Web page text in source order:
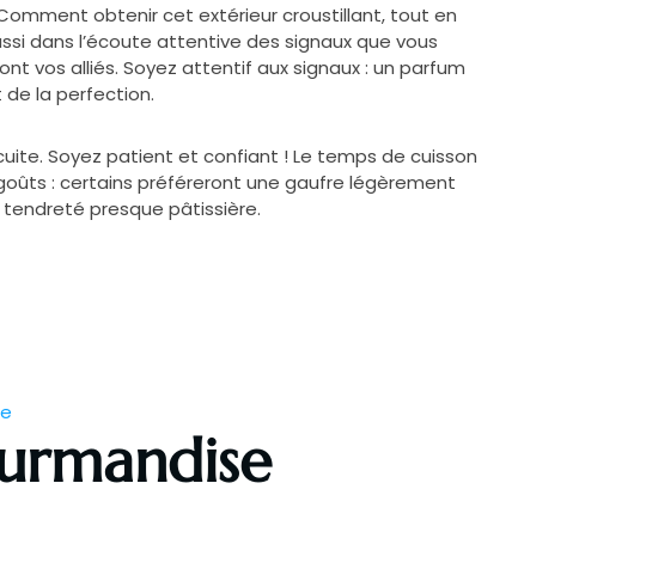
obtenir cet extérieur croustillant, tout en
dans l’écoute attentive des signaux que vous
vos alliés. Soyez attentif aux signaux : un parfum
de la perfection.
Soyez patient et confiant ! Le temps de cuisson
: certains préféreront une gaufre légèrement
presque pâtissière.